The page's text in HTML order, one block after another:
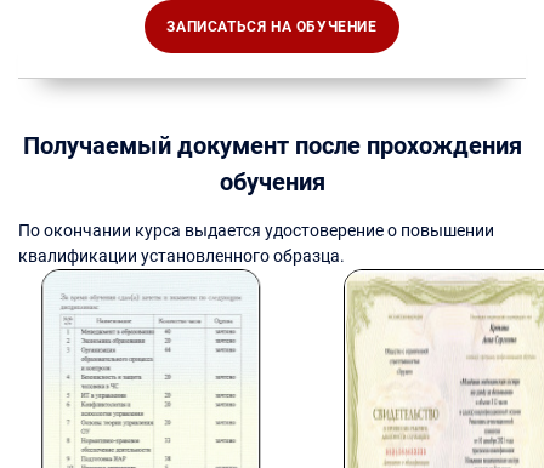
ЗАПИСАТЬСЯ НА ОБУЧЕНИЕ
Получаемый документ после прохождения
обучения
По окончании курса выдается удостоверение о повышении
квалификации установленного образца.